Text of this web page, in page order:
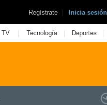
Regístrate | Inicia sesión
TV | Tecnología | Deportes |